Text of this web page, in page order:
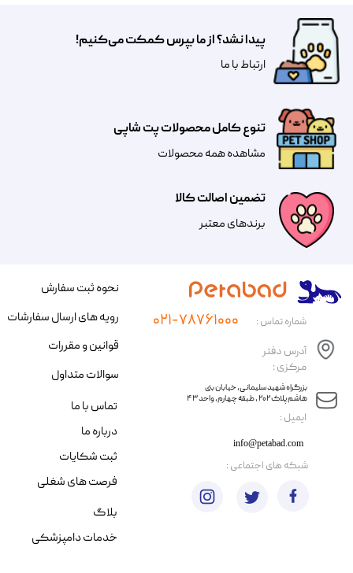
تضمین اصالت کالا
​​برندهای معتبر​​​​​​​
تنوع کامل محصولات پت شاپی
مشاهده همه محصولات
پیدا نشد؟ از ما بپرس کمکت می‌کنیم!
​​​ارتباط با ما
​ایمیل :
آدرس دفتر
مرکزی :
info@petabad.com
​​بزرگراه شهید سلیمانی، خیابان بنی
هاشم پلاک ۲۰۲ ، طبقه چهارم، واحد ۴۳
شماره تماس : ۰۲۱-۷۸۷۶۱۰۰۰
نحوه ثبت سفارش
رویه های ارسال سفارشات
قوانین و مقررات
سوالات متداول
تماس با ما
درباره ما
ثبت شکایات
فرصت های شغلی
​شبکه های اجتماعی :
بلاگ
خدمات دامپزشکی